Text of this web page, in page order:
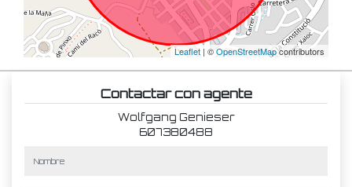
Leaflet | ©OpenStreetMapcontributors
Contactar con agente
Wolfgang Genieser
607380488